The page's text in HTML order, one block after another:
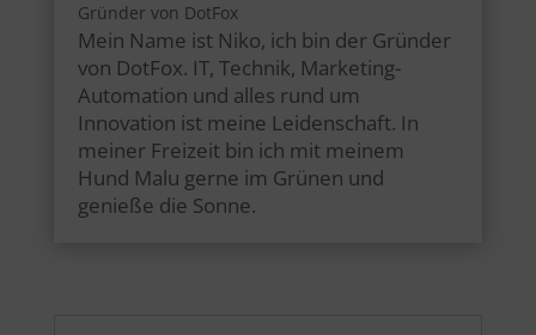
Gründer von DotFox
Mein Name ist Niko, ich bin der Gründer
von DotFox. IT, Technik, Marketing-
Automation und alles rund um
Innovation ist meine Leidenschaft. In
meiner Freizeit bin ich mit meinem
Hund Malu gerne im Grünen und
genieße die Sonne.